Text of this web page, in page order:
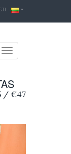
Toggle
/ €47